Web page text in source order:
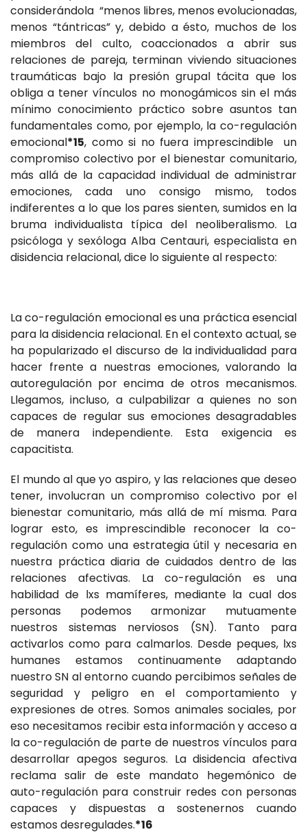
considerándola “menos libres, menos evolucionadas,
menos “tántricas” y, debido a ésto, muchos de los
miembros del culto, coaccionados a abrir sus
relaciones de pareja, terminan viviendo situaciones
traumáticas bajo la presión grupal tácita que los
obliga a tener vínculos no monogámicos sin el más
mínimo conocimiento práctico sobre asuntos tan
fundamentales como, por ejemplo, la co-regulación
emocional*15, como si no fuera imprescindible un
compromiso colectivo por el bienestar comunitario,
más allá de la capacidad individual de administrar
emociones, cada uno consigo mismo, todos
indiferentes a lo que los pares sienten, sumidos en la
bruma individualista típica del neoliberalismo. La
psicóloga y sexóloga Alba Centauri, especialista en
disidencia relacional, dice lo siguiente al respecto:
La co-regulación emocional es una práctica esencial
para la disidencia relacional. En el contexto actual, se
ha popularizado el discurso de la individualidad para
hacer frente a nuestras emociones, valorando la
autoregulación por encima de otros mecanismos.
Llegamos, incluso, a culpabilizar a quienes no son
capaces de regular sus emociones desagradables
de manera independiente. Esta exigencia es
capacitista.
El mundo al que yo aspiro, y las relaciones que deseo
tener, involucran un compromiso colectivo por el
bienestar comunitario, más allá de mí misma. Para
lograr esto, es imprescindible reconocer la co-
regulación como una estrategia útil y necesaria en
nuestra práctica diaria de cuidados dentro de las
relaciones afectivas. La co-regulación es una
habilidad de lxs mamíferes, mediante la cual dos
personas podemos armonizar mutuamente
nuestros sistemas nerviosos (SN). Tanto para
activarlos como para calmarlos. Desde peques, lxs
humanes estamos continuamente adaptando
nuestro SN al entorno cuando percibimos señales de
seguridad y peligro en el comportamiento y
expresiones de otres. Somos animales sociales, por
eso necesitamos recibir esta información y acceso a
la co-regulación de parte de nuestros vínculos para
desarrollar apegos seguros. La disidencia afectiva
reclama salir de este mandato hegemónico de
auto-regulación para construir redes con personas
capaces y dispuestas a sostenernos cuando
estamos desregulades.*16